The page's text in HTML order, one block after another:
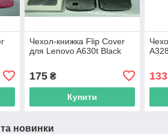
Чехол-книжка Flip Cover
для Lenovo A630t Black
175₴
Купити
133
та новинки